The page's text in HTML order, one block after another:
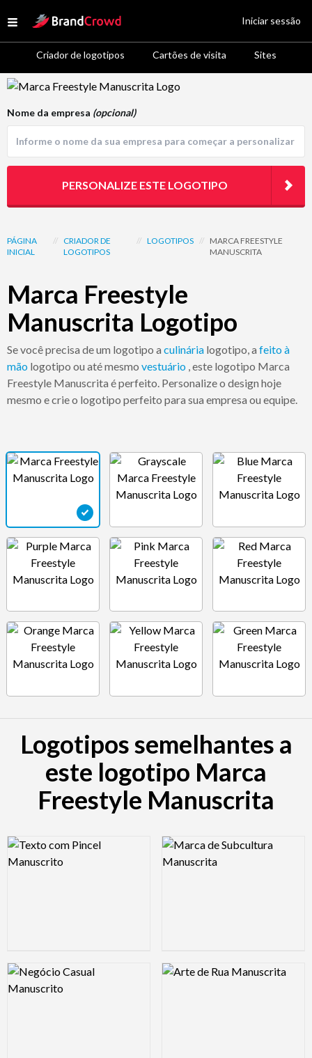
Open menu
Site Logo
Criador de logotipos Cartões de visita Sites
Iniciar sessão
Logo Template Preview
PÁGINA
INICIAL
// CRIADOR DE
LOGOTIPOS
// LOGOTIPOS // MARCA FREESTYLE
MANUSCRITA
Marca Freestyle
Manuscrita Logotipo
Se você precisa de um logotipo a culinária logotipo, a feito à
mão logotipo ou até mesmo vestuário , este logotipo Marca
Freestyle Manuscrita é perfeito. Personalize o design hoje
mesmo e crie o logotipo perfeito para sua empresa ou equipe.
Nome da empresa (opcional)
PERSONALIZE ESTE LOGOTIPO
Logotipos semelhantes a
este logotipo Marca
Freestyle Manuscrita
Logo Preview Image Logo Preview Image
Logo Preview Image Logo Preview Image